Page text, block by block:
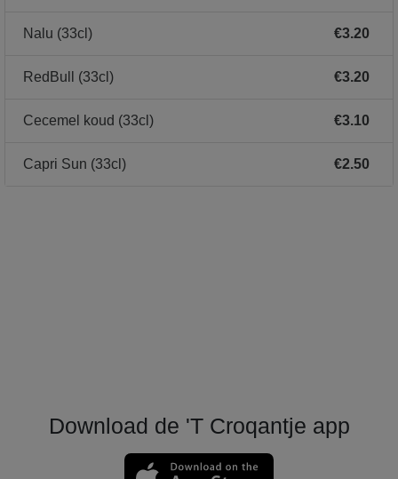
Nalu (33cl) €3.20
RedBull (33cl) €3.20
Cecemel koud (33cl) €3.10
Capri Sun (33cl) €2.50
Download de 'T Croqantje app